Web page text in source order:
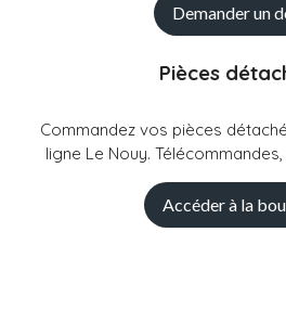
Demander un
Pièces
Commandez vos pièces
ligne Le Nouy.
Accéder à la